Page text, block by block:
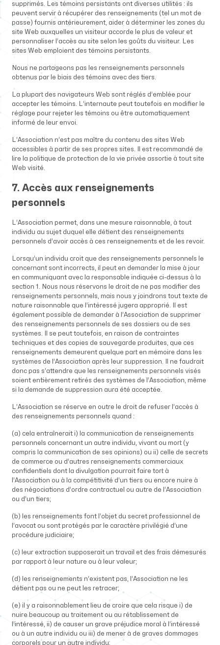
supprimés. Les témoins persistants ont diverses utilités : ils
peuvent servir à récupérer des renseignements (tel un mot de
passe) fournis antérieurement, aider à déterminer les zones du
site Web auxquelles un visiteur accorde le plus de valeur et
personnaliser l’accès au site selon les goûts du visiteur. Les
sites Web emploient des témoins persistants.
Nous ne partageons pas les renseignements personnels
obtenus par le biais des témoins avec des tiers.
La plupart des navigateurs Web sont réglés d’emblée pour
accepter les témoins. L’internaute peut toutefois en modifier le
réglage pour rejeter les témoins ou être automatiquement
informé de leur envoi.
L’Association n’est pas maître du contenu des sites Web
accessibles à partir de ses propres sites. Il est recommandé de
lire la politique de protection de la vie privée assortie à tout site
Web visité.
7. Accès aux renseignements
personnels
L’Association permet, dans une mesure raisonnable, à tout
individu au sujet duquel elle détient des renseignements
personnels d’avoir accès à ces renseignements et de les revoir.
Lorsqu’un individu croit que des renseignements personnels le
concernant sont incorrects, il peut en demander la mise à jour
en communiquant avec la responsable indiquée ci-dessus à la
section 1. Nous nous réservons le droit de ne pas modifier des
renseignements personnels, mais nous y joindrons tout texte de
nature raisonnable que l’intéressé jugera approprié. Il est
également possible de demander à l’Association de supprimer
des renseignements personnels de ses dossiers ou de ses
systèmes. Il se peut toutefois, en raison de contraintes
techniques et des copies de sauvegarde produites, que ces
renseignements demeurent quelque part en mémoire dans les
systèmes de l’Association après leur suppression. Il ne faudrait
donc pas s’attendre que les renseignements personnels visés
soient entièrement retirés des systèmes de l’Association, même
si la demande de suppression aura été acceptée.
L’Association se réserve en outre le droit de refuser l’accès à
des renseignements personnels quand :
(a) cela entraînerait i) la communication de renseignements
personnels concernant un autre individu, vivant ou mort (y
compris la communication de ses opinions) ou ii) celle de secrets
de commerce ou d’autres renseignements commerciaux
confidentiels dont la divulgation pourrait faire tort à
l’Association ou à la compétitivité d’un tiers ou encore nuire à
des négociations d’ordre contractuel ou autre de l’Association
ou d’un tiers;
(b) les renseignements font l’objet du secret professionnel de
l’avocat ou sont protégés par le caractère privilégié d’une
procédure judiciaire;
(c) leur extraction supposerait un travail et des frais démesurés
par rapport à leur nature ou à leur valeur;
(d) les renseignements n’existent pas, l’Association ne les
détient pas ou ne peut les retracer;
(e) il y a raisonnablement lieu de croire que cela risque i) de
nuire beaucoup au traitement ou au rétablissement de
l’intéressé, ii) de causer un grave préjudice moral à l’intéressé
ou à un autre individu ou iii) de mener à de graves dommages
corporels pour un autre individu;